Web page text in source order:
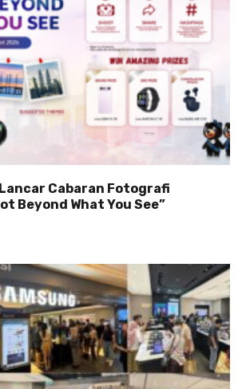
Cabaran Fotografi
Beyond What You See”